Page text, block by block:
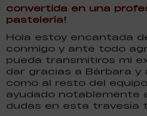
convertida en una
pastelería!
Hola estoy encantada
conmigo y ante todo
pueda transmitiros mi
dar gracias a Bárbara y
como al resto del
ayudado notablemente
dudas en esta travesía